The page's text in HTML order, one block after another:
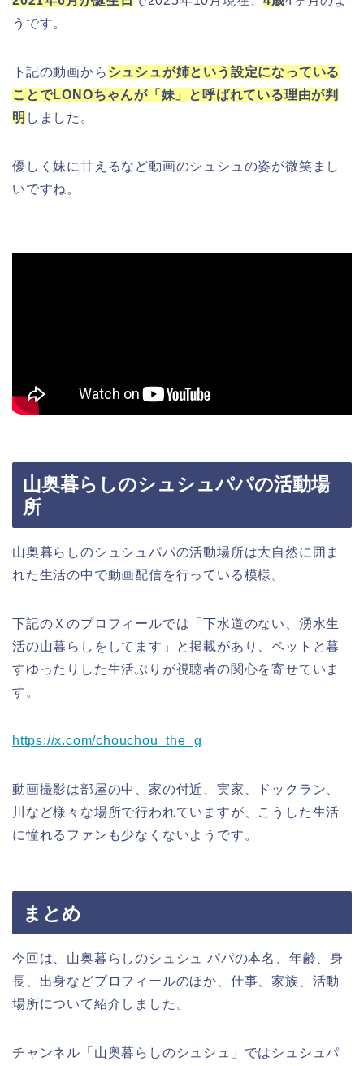
うです。
下記の動画から シュシュが姉という設定になっている
ことでLONOちゃんが「妹」と呼ばれている理由が判
明 しました。
優しく妹に甘えるなど動画のシュシュの姿が微笑まし
いですね。
山奥暮らしのシュシュパパの活動場
所
山奥暮らしのシュシュパパの活動場所は大自然に囲ま
れた生活の中で動画配信を行っている模様。
下記のＸのプロフィールでは「下水道のない、湧水生
活の山暮らしをしてます」と掲載があり、ペットと暮
すゆったりした生活ぶりが視聴者の関心を寄せていま
す。
https://x.com/chouchou_the_g
動画撮影は部屋の中、家の付近、実家、ドックラン、
川など様々な場所で行われていますが、こうした生活
に憧れるファンも少なくないようです。
まとめ
今回は、山奥暮らしのシュシュ パパの本名、年齢、身
長、出身などプロフィールのほか、仕事、家族、活動
場所について紹介しました。
チャンネル「山奥暮らしのシュシュ」ではシュシュパ